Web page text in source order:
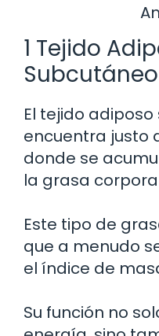
1 Tejido
Subcutáneo
El tejido
encuentra justo
donde se
la grasa
Este tipo de
que a menudo
el índice de
Su función no